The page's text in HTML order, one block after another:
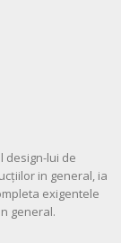
design-lui de
in general, ia
exigentele
general.